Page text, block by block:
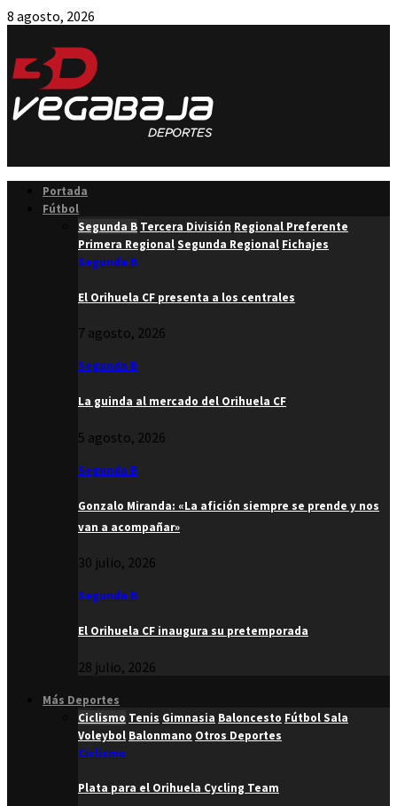
8 agosto, 2026
Portada
Fútbol
Segunda B Tercera División Regional Preferente
Primera RegionalSegunda Regional Fichajes
Segunda B
El Orihuela CF presenta a los centrales
7 agosto, 2026
Segunda B
La guinda al mercado del Orihuela CF
5 agosto, 2026
Segunda B
Gonzalo Miranda: «La afición siempre se prende y nos
van a acompañar»
30 julio, 2026
Segunda B
El Orihuela CF inaugura su pretemporada
28 julio, 2026
Más Deportes
Ciclismo Tenis Gimnasia Baloncesto Fútbol Sala
Voleybol Balonmano Otros Deportes
Ciclismo
Plata para el Orihuela Cycling Team